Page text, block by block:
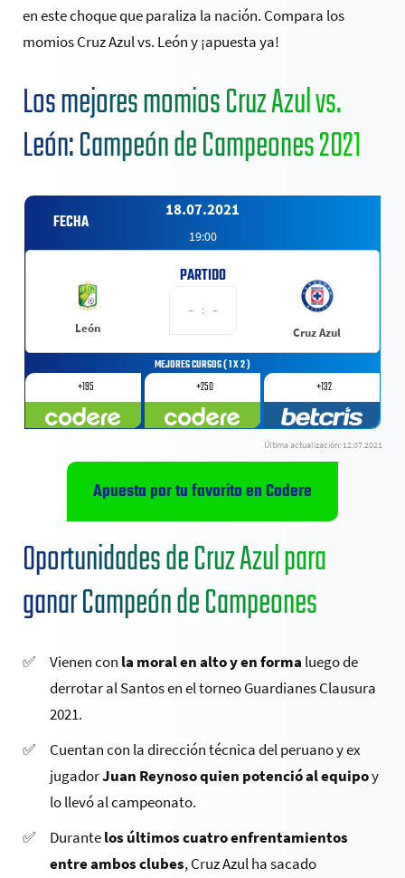
en este choque que paraliza la nación. Compara los
momios Cruz Azul vs. León y ¡apuesta ya!
Los mejores momios Cruz Azul vs.
León: Campeón de Campeones 2021
Última actualización: 12.07.2021
18.07.2021
19:00
León
– : –
Cruz Azul
+195 +250 +132
Apuesta por tu favorito en Codere
Oportunidades de Cruz Azul para
ganar Campeón de Campeones
Vienen con la moral en alto y en forma luego de
derrotar al Santos en el torneo Guardianes Clausura
2021.
Cuentan con la dirección técnica del peruano y ex
jugadorJuan Reynoso quien potenció al equipoy
lo llevó al campeonato.
Durantelos últimos cuatro enfrentamientos
entre ambos clubes, Cruz Azul ha sacado